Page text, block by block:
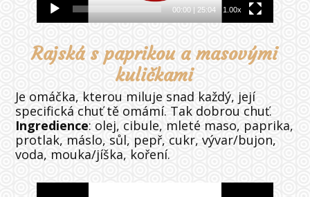
00:00 | 25:04 1.00x
Rajská s paprikou a masovými
kuličkami
Je omáčka, kterou miluje snad každý, její
specifická chuť tě omámí. Tak dobrou chuť.
Ingredience: olej, cibule, mleté maso, paprika,
protlak, máslo, sůl, pepř, cukr, vývar/bujon,
voda, mouka/jíška, koření.